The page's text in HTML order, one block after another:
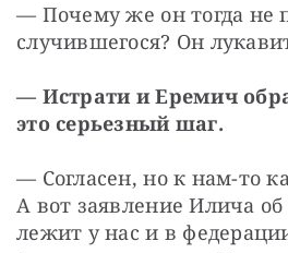
— Почему же он тогда не
случившегося? Он
— Истрати и Еремич
это серьезный шаг.
— Согласен, но к нам-то
А вот заявление Илича
лежит у нас и в